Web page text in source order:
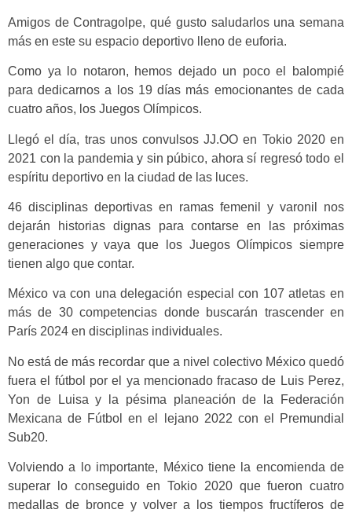
Amigos de Contragolpe, qué gusto saludarlos una semana
más en este su espacio deportivo lleno de euforia.
Como ya lo notaron, hemos dejado un poco el balompié
para dedicarnos a los 19 días más emocionantes de cada
cuatro años, los Juegos Olímpicos.
Llegó el día, tras unos convulsos JJ.OO en Tokio 2020 en
2021 con la pandemia y sin púbico, ahora sí regresó todo el
espíritu deportivo en la ciudad de las luces.
46 disciplinas deportivas en ramas femenil y varonil nos
dejarán historias dignas para contarse en las próximas
generaciones y vaya que los Juegos Olímpicos siempre
tienen algo que contar.
México va con una delegación especial con 107 atletas en
más de 30 competencias donde buscarán trascender en
París 2024 en disciplinas individuales.
No está de más recordar que a nivel colectivo México quedó
fuera el fútbol por el ya mencionado fracaso de Luis Perez,
Yon de Luisa y la pésima planeación de la Federación
Mexicana de Fútbol en el lejano 2022 con el Premundial
Sub20.
Volviendo a lo importante, México tiene la encomienda de
superar lo conseguido en Tokio 2020 que fueron cuatro
medallas de bronce y volver a los tiempos fructíferos de